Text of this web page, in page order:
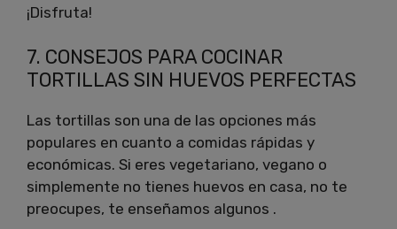
¡Disfruta!
7. CONSEJOS PARA COCINAR
TORTILLAS SIN HUEVOS PERFECTAS
Las tortillas son una de las opciones más
populares en cuanto a comidas rápidas y
económicas. Si eres vegetariano, vegano o
simplemente no tienes huevos en casa, no te
preocupes, te enseñamos algunos .